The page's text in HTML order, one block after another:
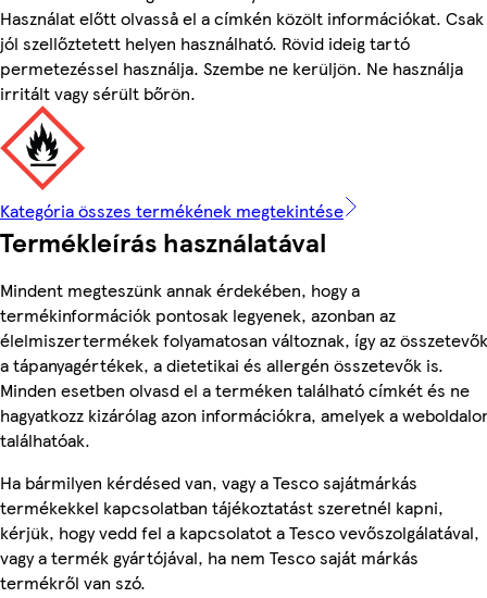
Használat előtt olvasså el a címkén közölt információkat. Csak
jól szellőztetett helyen használható. Rövid ideig tartó
permetezéssel használja. Szembe ne kerüljön. Ne használja
irritált vagy sérült bőrön.
Kategória összes termékének megtekintése
Termékleírás használatával
Mindent megteszünk annak érdekében, hogy a
termékinformációk pontosak legyenek, azonban az
élelmiszertermékek folyamatosan változnak, így az
a tápanyagértékek, a dietetikai és allergén összetevők is.
Minden esetben olvasd el a terméken található címkét és ne
hagyatkozz kizárólag azon információkra, amelyek a
találhatóak.
Ha bármilyen kérdésed van, vagy a Tesco sajátmárkás
termékekkel kapcsolatban tájékoztatást szeretnél kapni,
kérjük, hogy vedd fel a kapcsolatot a Tesco vevőszolgálatával,
vagy a termék gyártójával, ha nem Tesco saját márkás
termékről van szó.